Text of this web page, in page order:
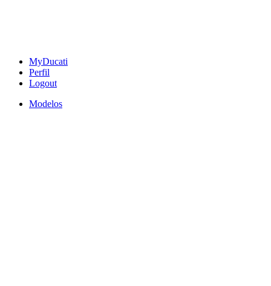
MyDucati
Perfil
Logout
Modelos